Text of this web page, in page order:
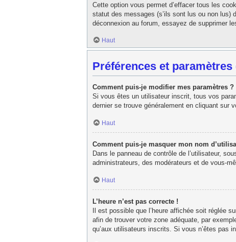
Cette option vous permet d’effacer tous les
statut des messages (s’ils sont lus ou non lus)
déconnexion au forum, essayez de supprimer
Haut
Préférences et
Comment puis-je modifier mes paramètres ?
Si vous êtes un utilisateur inscrit, tous vos
dernier se trouve généralement en cliquant sur
Haut
Comment puis-je masquer mon nom
Dans le panneau de contrôle de l’utilisateur,
administrateurs, des modérateurs et de vous-
Haut
L’heure n’est pas correcte !
Il est possible que l’heure affichée soit réglée
afin de trouver votre zone adéquate, par
qu’aux utilisateurs inscrits. Si vous n’êtes pas